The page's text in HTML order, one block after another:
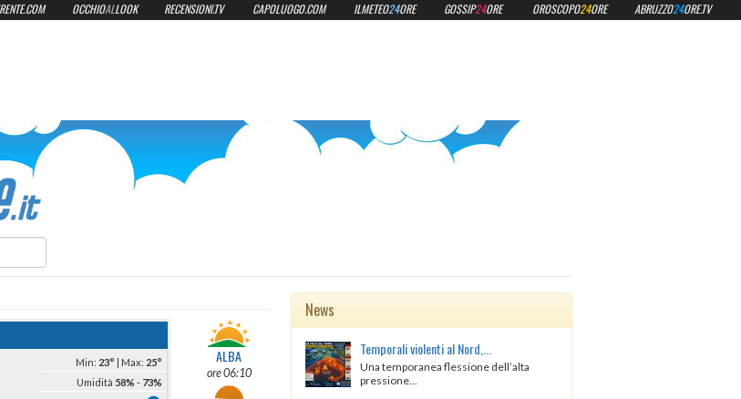
ilmeteo24ore.it
Min: 23° | Max: 25°
Umidità 58%- 73%
ALBA
ore 06:10
News
Temporali violenti al Nord,...
Una temporanea flessione dell’alta
pressione...
OCCHIOALLOOK RECENSIONI.TV CAPOLUOGO.COM ILMETEO24ORE GOSSIP24ORE OROSCOPO24ORE ABRUZZO24ORE.TV